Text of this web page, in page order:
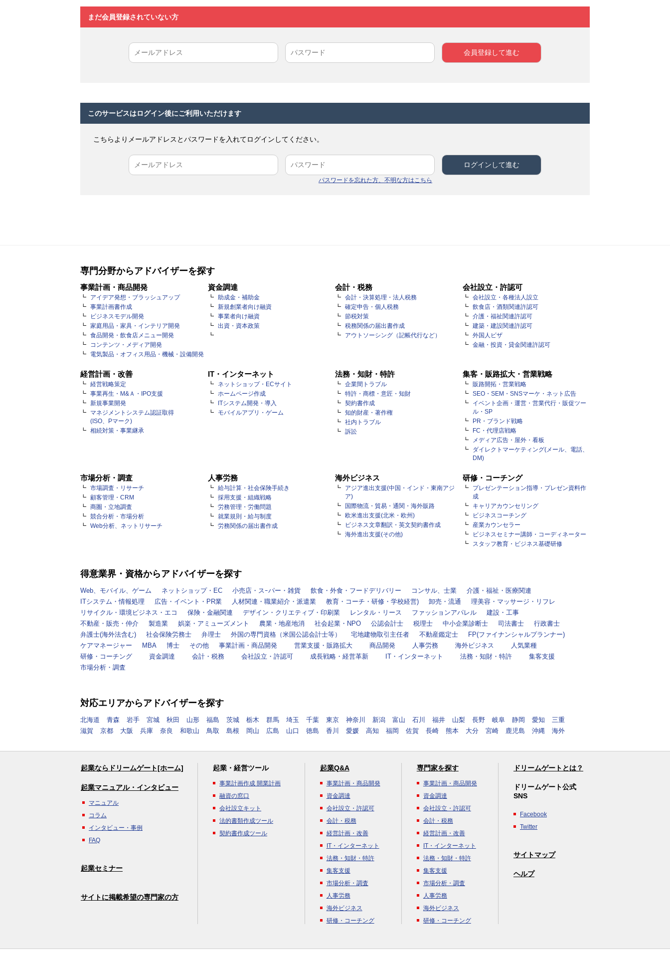
まだ会員登録されていない方
このサービスはログイン後にご利用いただけます
こちらよりメールアドレスとパスワードを入れてログインしてください。
パスワードを忘れた方、不明な方はこちら
専門分野からアドバイザーを探す
事業計画・商品開発
アイデア発想・ブラッシュアップ
事業計画書作成
ビジネスモデル開発
家庭用品・家具・インテリア開発
食品開発・飲食店メニュー開発
コンテンツ・メディア開発
電気製品・オフィス用品・機械・設備開発
資金調達
助成金・補助金
新規創業者向け融資
事業者向け融資
出資・資本政策
会計・税務
会計・決算処理・法人税務
確定申告・個人税務
節税対策
税務関係の届出書作成
アウトソーシング（記帳代行など）
会社設立・許認可
会社設立・各種法人設立
飲食店・酒類関連許認可
介護・福祉関連許認可
建築・建設関連許認可
外国人ビザ
金融・投資・貸金関連許認可
経営計画・改善
経営戦略策定
事業再生・M&Ａ・IPO支援
新規事業開発
マネジメントシステム認証取得
(ISO、Pマーク)
相続対策・事業継承
IT・インターネット
ネットショップ・ECサイト
ホームページ作成
ITシステム開発・導入
モバイルアプリ・ゲーム
法務・知財・特許
企業間トラブル
特許・商標・意匠・知財
契約書作成
知的財産・著作権
社内トラブル
訴訟
集客・販路拡大・営業戦略
販路開拓・営業戦略
SEO・SEM・SNSマーケ・ネット広告
イベント企画・運営・営業代行・販促ツー
ル・SP
PR・ブランド戦略
FC・代理店戦略
メディア広告・屋外・看板
ダイレクトマーケティング(メール、電話、
DM)
市場分析・調査
市場調査・リサーチ
顧客管理・CRM
商圏・立地調査
競合分析・市場分析
Web分析、ネットリサーチ
人事労務
給与計算・社会保険手続き
採用支援・組織戦略
労務管理・労働問題
就業規則・給与制度
労務関係の届出書作成
海外ビジネス
アジア進出支援(中国・インド・東南アジ
ア)
国際物流・貿易・通関・海外販路
欧米進出支援(北米・欧州)
ビジネス文章翻訳・英文契約書作成
海外進出支援(その他)
研修・コーチング
プレゼンテーション指導・プレゼン資料作
成
キャリアカウンセリング
ビジネスコーチング
産業カウンセラー
ビジネスセミナー講師・コーディネーター
スタッフ教育・ビジネス基礎研修
得意業界・資格からアドバイザーを探す
Web、モバイル、ゲーム ネットショップ・EC 小売店・スｰパー・雑貨 飲食・外食・フードデリバリー コンサル、士業
介護・福祉・医療関連
ITシステム・情報処理
広告・イベント・PR業 人材関連・職業紹介・派遣業 教育・コーチ・研修・学校経営) 卸売・流通
理美容・マッサージ・リフレ
リサイクル・環境ビジネス・エコ
保険・金融関連 デザイン・クリエティブ・印刷業 レンタル・リース ファッションアパレル
建設・工事
不動産・販売・仲介
製造業 娯楽・アミューズメント 農業・地産地消 社会起業・NPO 公認会計士 税理士 中小企業診断士 司法書士
行政書士
弁護士(海外法含む)
社会保険労務士 弁理士 外国の専門資格（米国公認会計士等） 宅地建物取引主任者 不動産鑑定士
FP(ファイナンシャルプランナー)
ケアマネージャー
MBA 博士 その他 事業計画・商品開発 営業支援・販路拡大 商品開発 人事労務 海外ビジネス
人気業種
研修・コーチング
資金調達 会計・税務 会社設立・許認可 成長戦略・経営革新 IT・インターネット 法務・知財・特許
集客支援
市場分析・調査
対応エリアからアドバイザーを探す
北海道 青森 岩手 宮城 秋田 山形 福島 茨城 栃木 群馬 埼玉 千葉 東京 神奈川 新潟 富山 石川 福井 山梨 長野 岐阜 静岡 愛知
三重
滋賀
京都 大阪 兵庫 奈良 和歌山 鳥取 島根 岡山 広島 山口 徳島 香川 愛媛 高知 福岡 佐賀 長崎 熊本 大分 宮崎 鹿児島 沖縄 海外
起業ならドリームゲート[ホーム]
起業マニュアル・インタビュー
マニュアル
コラム
インタビュー・事例
FAQ
起業セミナー
サイトに掲載希望の専門家の方
起業・経営ツール
事業計画作成 開業計画
融資の窓口
会社設立キット
法的書類作成ツール
契約書作成ツール
起業Q&A
事業計画・商品開発
資金調達
会社設立・許認可
会計・税務
経営計画・改善
IT・インターネット
法務・知財・特許
集客支援
市場分析・調査
人事労務
海外ビジネス
研修・コーチング
専門家を探す
事業計画・商品開発
資金調達
会社設立・許認可
会計・税務
経営計画・改善
IT・インターネット
法務・知財・特許
集客支援
市場分析・調査
人事労務
海外ビジネス
研修・コーチング
ドリームゲートとは？
ドリームゲート公式
SNS
Facebook
Twitter
サイトマップ
ヘルプ